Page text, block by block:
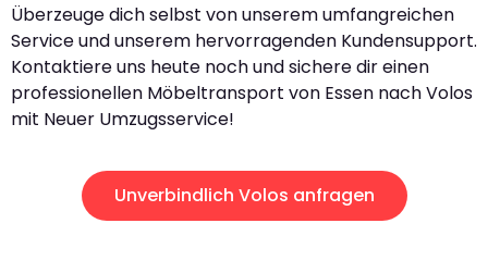
Überzeuge dich selbst von unserem umfangreichen
Service und unserem hervorragenden Kundensupport.
Kontaktiere uns heute noch und sichere dir einen
professionellen Möbeltransport von Essen nach Volos
mit Neuer Umzugsservice!
Unverbindlich Volos anfragen